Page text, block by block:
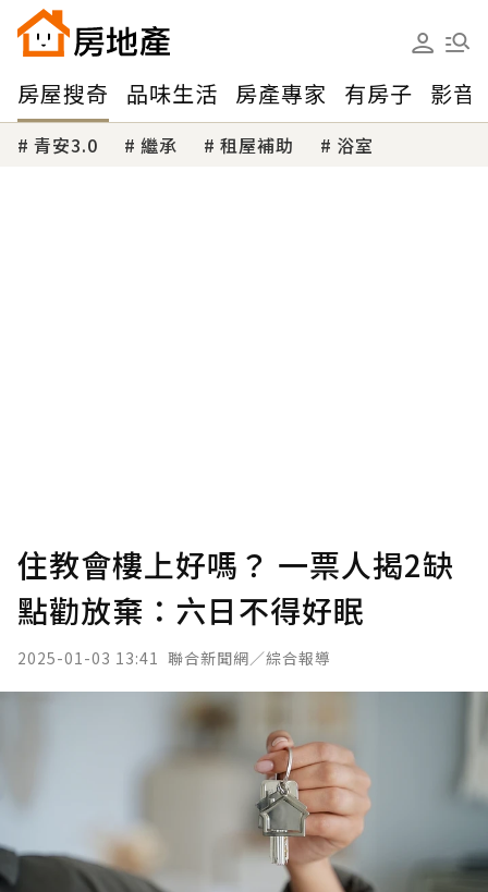
房屋搜奇 品味生活 房產專家 有房子 影音
青安3.0 繼承 租屋補助 浴室
住教會樓上好嗎？ 一票人揭2缺
點勸放棄：六日不得好眠
2025-01-03 13:41 聯合新聞網／綜合報導